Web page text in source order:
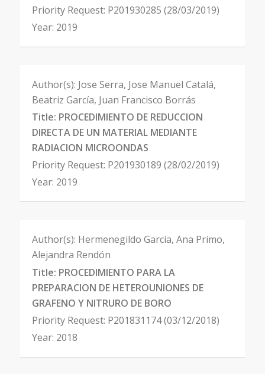
Priority Request: P201930285 (28/03/2019)
Year: 2019
Author(s): Jose Serra, Jose Manuel Catalá,
Beatriz García, Juan Francisco Borrás
Title: PROCEDIMIENTO DE REDUCCION
DIRECTA DE UN MATERIAL MEDIANTE
RADIACION MICROONDAS
Priority Request: P201930189 (28/02/2019)
Year: 2019
Author(s): Hermenegildo García, Ana Primo,
Alejandra Rendón
Title: PROCEDIMIENTO PARA LA
PREPARACION DE HETEROUNIONES DE
GRAFENO Y NITRURO DE BORO
Priority Request: P201831174 (03/12/2018)
Year: 2018